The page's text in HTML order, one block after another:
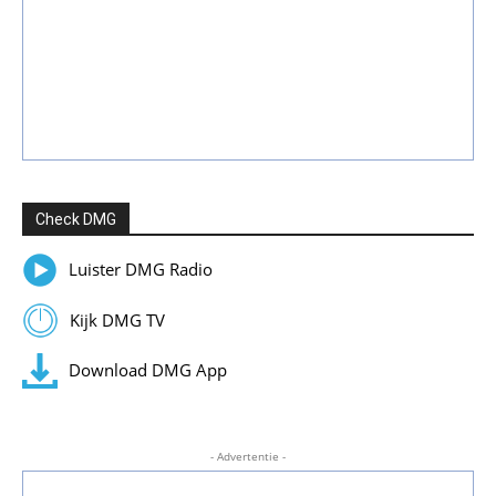
Check DMG
Luister DMG Radio
Kijk DMG TV
Download DMG App
- Advertentie -